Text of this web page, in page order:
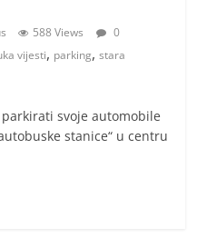
588 Views
0
vijesti, parking,stara
svoje automobile
stanice“ u centru